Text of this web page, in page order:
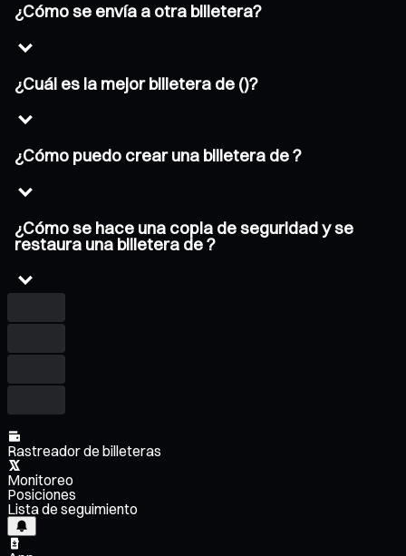
¿Cómo se envía a otra billetera?
¿Cuál es la mejor billetera de ()?
¿Cómo puedo crear una billetera de ?
¿Cómo se hace una copia de seguridad y se
restaura una billetera de ?
Rastreador de billeteras
Monitoreo
Posiciones
Lista de seguimiento